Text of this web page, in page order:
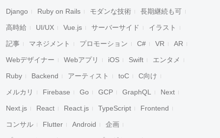
Django Ruby on Rails モダンな技術 長期継続も可
高時給 UI/UX Vue.js サーバーサイド イラスト
記事 マネジメント プロモーション C# VR AR
Webデザイナー Webアプリ iOS Swift エンタメ
Ruby Backend アーティスト toC C向け
メルカリ Firebase Go GCP GraphQL Next
Next.js React React.js TypeScript Frontend
コンサル Flutter Android 企画